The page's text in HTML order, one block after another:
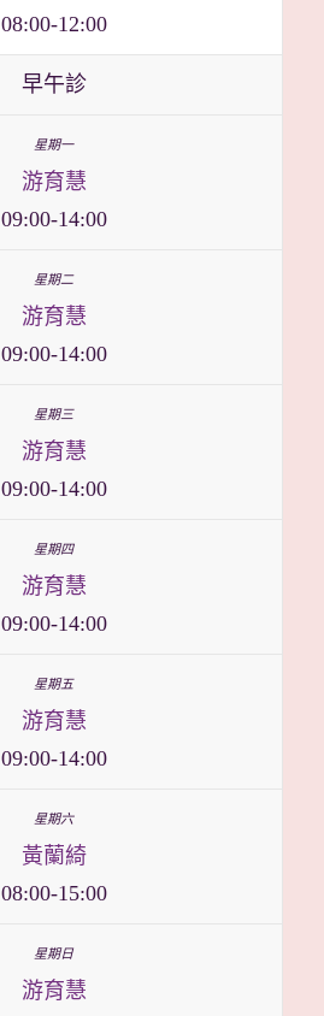
08:00-12:00
早午診
游育慧
09:00-14:00
游育慧
09:00-14:00
游育慧
09:00-14:00
游育慧
09:00-14:00
游育慧
09:00-14:00
黃蘭綺
08:00-15:00
游育慧